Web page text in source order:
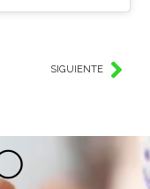
SIGUIENTE